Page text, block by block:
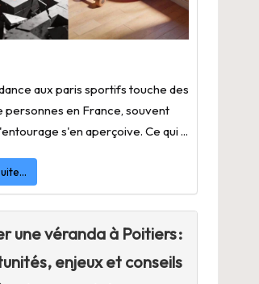
aux paris sportifs touche des
personnes en France, souvent
s'en aperçoive. Ce qui ...
une véranda à Poitiers :
enjeux et conseils